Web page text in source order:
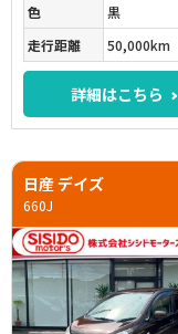
色
黒
走行距離
50,000km
詳細はこちら
日産 デイズ
660J